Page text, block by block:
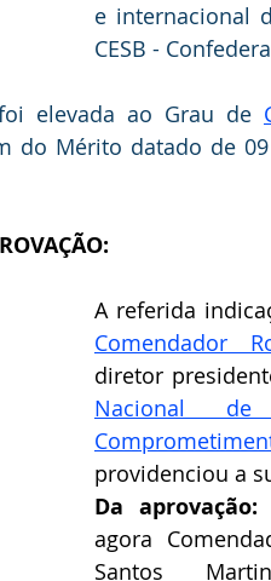
e internacional
CESB -
elevada ao Grau de
do Mérito datado de
Comendador
diretor
Nacional
providenciou a
Da
agora
Santos